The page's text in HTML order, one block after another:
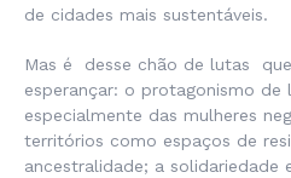
de cidades mais sustentáveis.
Mas é desse chão de lutas
esperançar: o protagonismo de
especialmente das mulheres
territórios como espaços de
ancestralidade; a solidariedade